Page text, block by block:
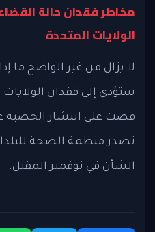
مخاطر فقدان حالة
الولايات المتحدة
لا يزال من غير الواضح ما
ستؤدي إلى فقدان
تصدر منظمة الصحة
الشأن في نوفمبر المقبل.